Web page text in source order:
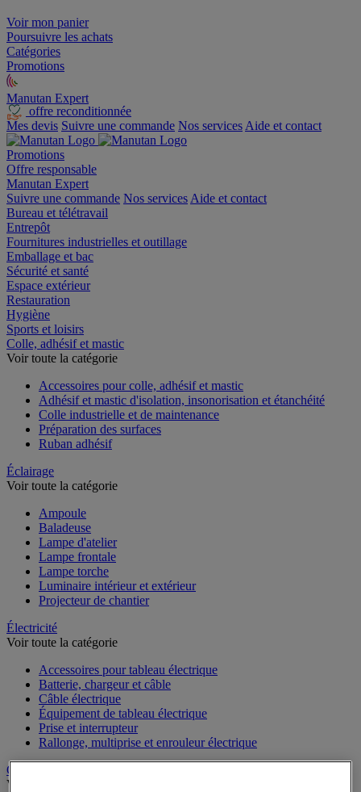
Voir mon panier
Poursuivre les achats
Catégories
Promotions
Manutan Expert
offre reconditionnée
Mes devis Suivre une commande Nos services Aide et contact
Promotions
Offre responsable
Manutan Expert
Suivre une commande Nos services Aide et contact
Bureau et télétravail
Entrepôt
Fournitures industrielles et outillage
Emballage et bac
Sécurité et santé
Espace extérieur
Restauration
Hygiène
Sports et loisirs
Colle, adhésif et mastic
Voir toute la catégorie
Accessoires pour colle, adhésif et mastic
Adhésif et mastic d'isolation, insonorisation et étanchéité
Colle industrielle et de maintenance
Préparation des surfaces
Ruban adhésif
Éclairage
Voir toute la catégorie
Ampoule
Baladeuse
Lampe d'atelier
Lampe frontale
Lampe torche
Luminaire intérieur et extérieur
Projecteur de chantier
Électricité
Voir toute la catégorie
Accessoires pour tableau électrique
Batterie, chargeur et câble
Câble électrique
Équipement de tableau électrique
Prise et interrupteur
Rallonge, multiprise et enrouleur électrique
Graissage et lubrifiant
Voir toute la catégorie